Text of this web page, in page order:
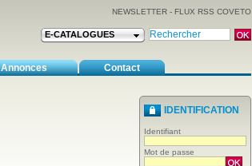
NEWSLETTER - FLUX RSS COVETO
E-CATALOGUES
Annonces Contact
IDENTIFICATION
Identifiant
Mot de passe